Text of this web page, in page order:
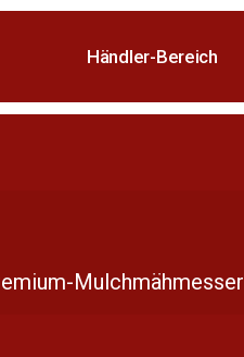
Händler-Bereich
Mulchmähmesser